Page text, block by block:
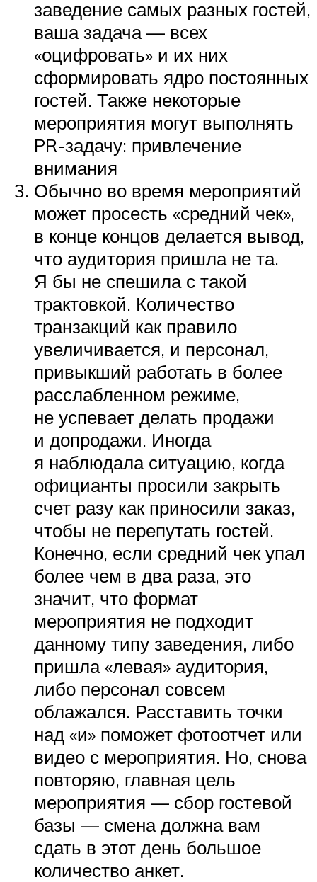
заведение самых разных гостей,
ваша задача — всех
«оцифровать» и их них
сформировать ядро постоянных
гостей. Также некоторые
мероприятия могут выполнять
PR-задачу: привлечение
внимания
Обычно во время мероприятий
может просесть «средний чек»,
в конце концов делается вывод,
что аудитория пришла не та.
Я бы не спешила с такой
трактовкой. Количество
транзакций как правило
увеличивается, и персонал,
привыкший работать в более
расслабленном режиме,
не успевает делать продажи
и допродажи. Иногда
я наблюдала ситуацию, когда
официанты просили закрыть
счет разу как приносили заказ,
чтобы не перепутать гостей.
Конечно, если средний чек упал
более чем в два раза, это
значит, что формат
мероприятия не подходит
данному типу заведения, либо
пришла «левая» аудитория,
либо персонал совсем
облажался. Расставить точки
над «и» поможет фотоотчет или
видео с мероприятия. Но, снова
повторяю, главная цель
мероприятия — сбор гостевой
базы — смена должна вам
сдать в этот день большое
количество анкет.